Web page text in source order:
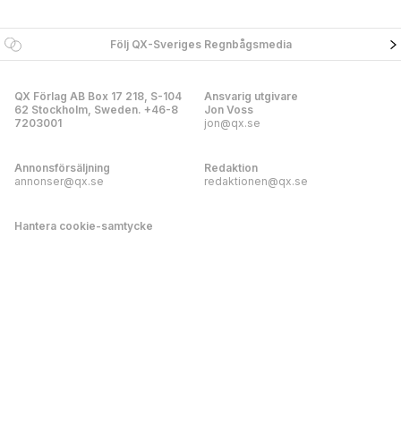
Följ QX-Sveriges Regnbågsmedia
QX Förlag AB Box 17 218, S-104
62 Stockholm, Sweden. +46-8
7203001
Ansvarig utgivare
Jon Voss
jon@qx.se
Annonsförsäljning
annonser@qx.se
Redaktion
redaktionen@qx.se
Hantera cookie-samtycke